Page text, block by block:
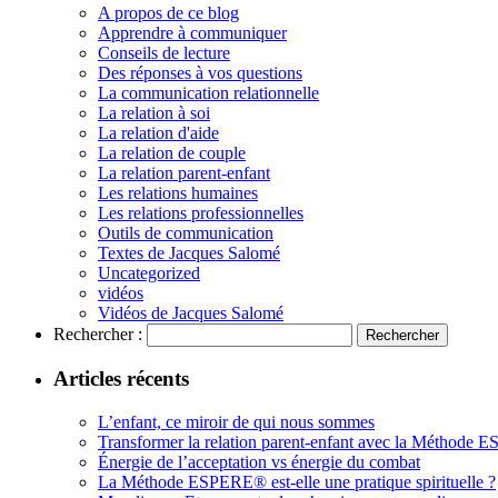
A propos de ce blog
Apprendre à communiquer
Conseils de lecture
Des réponses à vos questions
La communication relationnelle
La relation à soi
La relation d'aide
La relation de couple
La relation parent-enfant
Les relations humaines
Les relations professionnelles
Outils de communication
Textes de Jacques Salomé
Uncategorized
vidéos
Vidéos de Jacques Salomé
Rechercher :
Articles récents
L’enfant, ce miroir de qui nous sommes
Transformer la relation parent-enfant avec la Méthode
Énergie de l’acceptation vs énergie du combat
La Méthode ESPERE® est-elle une pratique spirituelle ?